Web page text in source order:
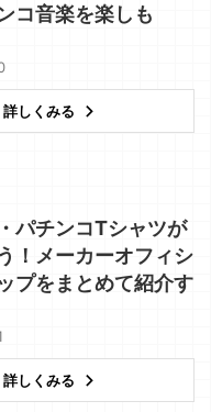
コ音楽を楽しも
詳しくみる
パチンコTシャツが
！メーカーオフィシ
プをまとめて紹介す
詳しくみる